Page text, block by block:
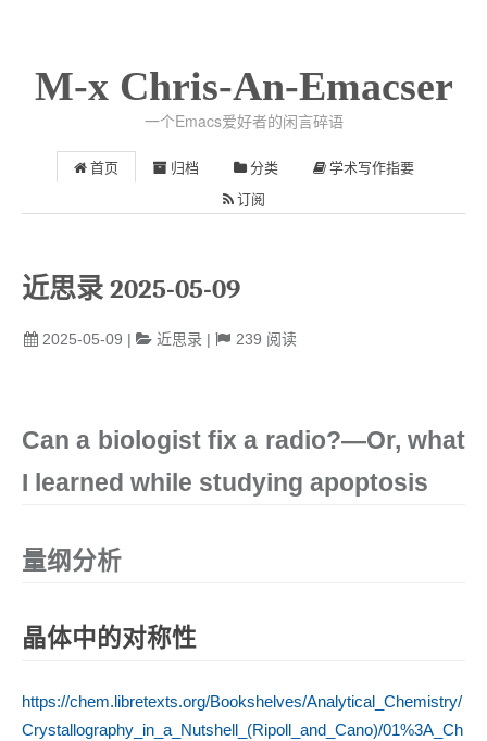
M-x Chris-An-Emacser
一个Emacs爱好者的闲言碎语
首页 归档 分类 学术写作指要
订阅
近思录 2025-05-09
2025-05-09 | 近思录 | 239 阅读
Can a biologist fix a radio?—Or, what
I learned while studying apoptosis
量纲分析
晶体中的对称性
https://chem.libretexts.org/Bookshelves/Analytical_Chemistry/
Crystallography_in_a_Nutshell_(Ripoll_and_Cano)/01%3A_Ch